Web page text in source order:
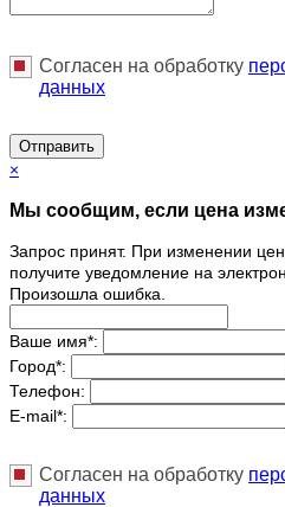
Согласен на обработку
данных
Отправить
×
Мы сообщим, если цена
Запрос принят. При изменении
получите уведомление на
Произошла ошибка.
Ваше имя*:
Город*:
Телефон:
E-mail*:
Согласен на обработку
данных